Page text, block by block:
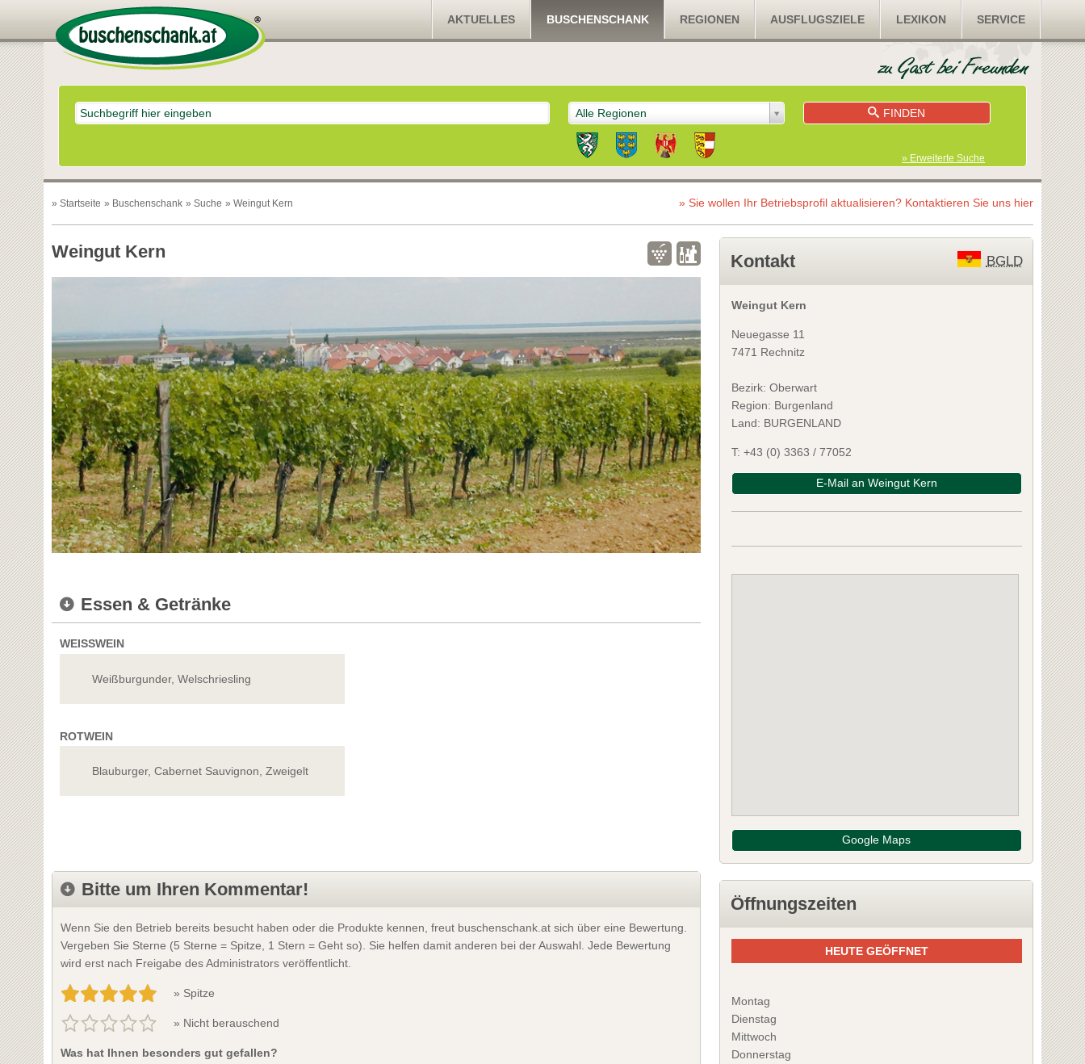
AKTUELLES BUSCHENSCHANK REGIONEN AUSFLUGSZIELE LEXIKON SERVICE
Alle Regionen FINDEN
» Erweiterte Suche
» Startseite » Buschenschank » Suche » Weingut Kern
Weingut Kern
Essen & Getränke
WEISSWEIN
Weißburgunder, Welschriesling
ROTWEIN
Blauburger, Cabernet Sauvignon, Zweigelt
Bitte um Ihren Kommentar!
Wenn Sie den Betrieb bereits besucht haben oder die Produkte kennen, freut buschenschank.at sich über eine Bewertung.
Vergeben Sie Sterne (5 Sterne = Spitze, 1 Stern = Geht so). Sie helfen damit anderen bei der Auswahl. Jede Bewertung
wird erst nach Freigabe des Administrators veröffentlicht.
» Spitze
» Nicht berauschend
Was hat Ihnen besonders gut gefallen?
» Sie wollen Ihr Betriebsprofil aktualisieren? Kontaktieren Sie uns hier
Kontakt BGLD
Weingut Kern
Neuegasse 11
7471 Rechnitz
Bezirk: Oberwart
Region: Burgenland
Land: BURGENLAND
T: +43 (0) 3363 / 77052
E-Mail an Weingut Kern
Google Maps
Öffnungszeiten
HEUTE GEÖFFNET
Montag
Dienstag
Mittwoch
Donnerstag